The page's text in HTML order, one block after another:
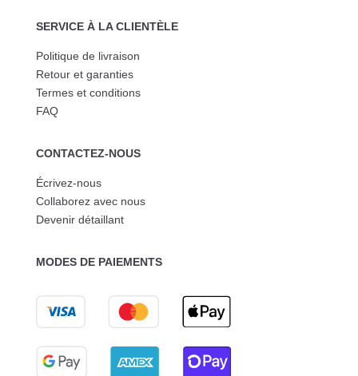
SERVICE À LA CLIENTÈLE
Politique de livraison
Retour et garanties
Termes et conditions
FAQ
CONTACTEZ-NOUS
Écrivez-nous
Collaborez avec nous
Devenir détaillant
MODES DE PAIEMENTS